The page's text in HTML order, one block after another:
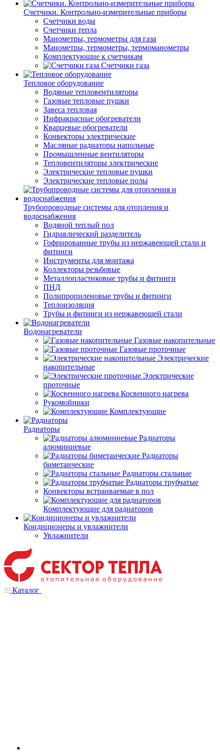
Счетчики. Контрольно-измерительные приборы
Счетчики воды
Счетчики тепла
Манометры, термометры для газа
Манометры, термометры, термоманометры
Комплектующие к счетчикам
Счетчики газа
Тепловое оборудование
Водяные тепловентиляторы
Газовые тепловые пушки
Завеса тепловая
Инфракрасные обогреватели
Кварцевые обогреватели
Конвекторы электрические
Масляные радиаторы напольные
Промышленные вентиляторы
Тепловентиляторы электрические
Электрические тепловые пушки
Электрические тепловые полы
Трубопроводные системы для отопления и
водоснабжения
Водяной теплый пол
Гидравлический разделитель
Гофрированные трубы из нержавеющей стали и
фитинги
Инструменты для монтажа
Коллекторы резьбовые
Металлопластиковые трубы и фитинги
ПНД
Полипропиленовые трубы и фитинги
Теплоизоляция
Трубы и фитинги из нержавеющей стали
Водонагреватели
Газовые накопительные
Газовые проточные
Электрические
накопительные
Электрические
проточные
Косвенного нагрева
Рукомойники
Комплектующие
Радиаторы
Радиаторы
алюминиевые
Радиаторы
биметаические
Радиаторы стальные
Радиаторы трубчатые
Конвекторы встраиваемые в пол
Комплектующие для радиаторов
Кондиционеры и увлажнители
Увлажнители
Каталог